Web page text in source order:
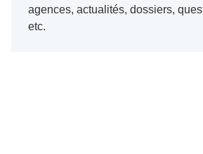
agences, actualités, dossiers,
etc.